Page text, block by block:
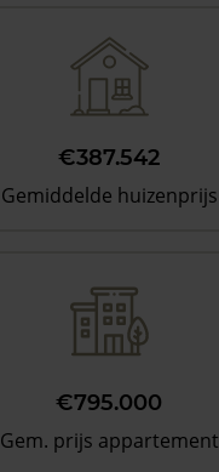
€387.542
Gemiddelde huizenprijs
€795.000
Gem. prijs appartement